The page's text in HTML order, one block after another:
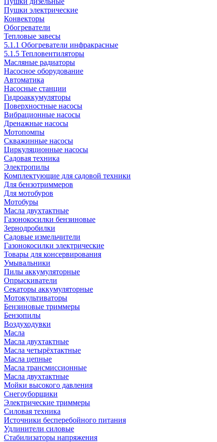
Пушки электрические
Конвекторы
Обогреватели
Тепловые завесы
5.1.1 Обогреватели инфракрасные
5.1.5 Тепловентиляторы
Масляные радиаторы
Насосное оборудование
Автоматика
Насосные станции
Гидроаккумуляторы
Поверхностные насосы
Вибрационные насосы
Дренажные насосы
Мотопомпы
Скважинные насосы
Циркуляционные насосы
Садовая техника
Электропилы
Комплектующие для садовой техники
Для бензотриммеров
Для мотобуров
Мотобуры
Масла двухтактные
Газонокосилки бензиновые
Зернодробилки
Садовые измельчители
Газонокосилки электрические
Товары для консервирования
Умывальники
Пилы аккумуляторные
Опрыскиватели
Секаторы аккумуляторные
Мотокультиваторы
Бензиновые триммеры
Бензопилы
Воздуходувки
Масла
Масла двухтактные
Масла четырёхтактные
Масла цепные
Масла трансмиссионные
Масла двухтактные
Мойки высокого давления
Снегоуборщики
Электрические триммеры
Силовая техника
Источники бесперебойного питания
Удлинители силовые
Стабилизаторы напряжения